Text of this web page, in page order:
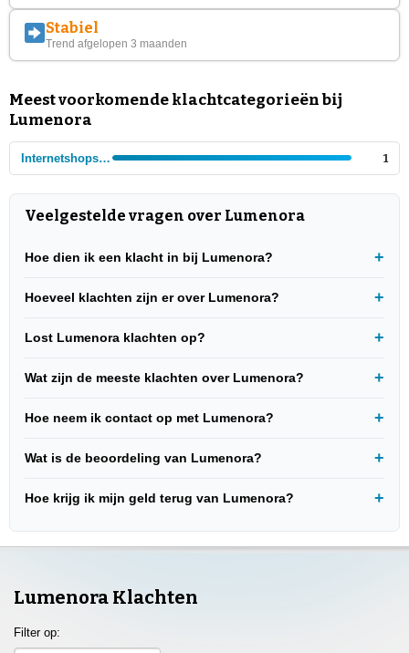
Stabiel
Trend afgelopen 3 maanden
Meest voorkomende klachtcategorieën bij
Lumenora
Internetshops - Cosmetica en verzorging 1
Veelgestelde vragen over Lumenora
Hoe dien ik een klacht in bij Lumenora?
Hoeveel klachten zijn er over Lumenora?
Lost Lumenora klachten op?
Wat zijn de meeste klachten over Lumenora?
Hoe neem ik contact op met Lumenora?
Wat is de beoordeling van Lumenora?
Hoe krijg ik mijn geld terug van Lumenora?
Lumenora Klachten
Filter op: